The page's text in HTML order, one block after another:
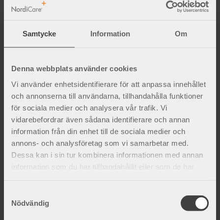
Samtycke Information Om
Denna webbplats använder cookies
Vi använder enhetsidentifierare för att anpassa innehållet
och annonserna till användarna, tillhandahålla funktioner
för sociala medier och analysera vår trafik. Vi
vidarebefordrar även sådana identifierare och annan
information från din enhet till de sociala medier och
annons- och analysföretag som vi samarbetar med.
Dessa kan i sin tur kombinera informationen med annan
information som du har tillhandahållit eller som de har
Nödvändig
person med kraftigare mage eller lår.
obehagliga.
Varför rekommenderas fastsydda
När skydden är fastsydda sitter de alltid rätt
placerade och riskerar inte att försvinna i
tvätthanteringen. SafeHip-skydden klarar både
tvätt och torktumling utan problem.
Hygieniskt och säkert.
en höftfraktur?